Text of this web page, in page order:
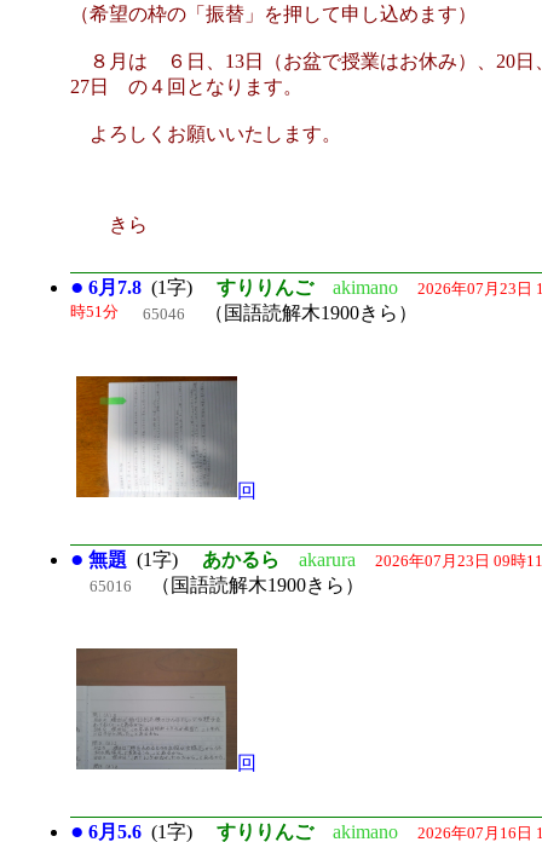
（希望の枠の「振替」を押して申し込めます）
８月は ６日、13日（お盆で授業はお休み）、20日
27日 の４回となります。
よろしくお願いいたします。
きら
● 6月7.8 (1字) すりりんご akimano 2026年07月23日
時51分 65046 （国語読解木1900きら）
回
● 無題 (1字) あかるら akarura
2026年07月23日 09時
65016
（国語読解木1900きら）
回
● 6月5.6 (1字) すりりんご akimano 2026年07月16日